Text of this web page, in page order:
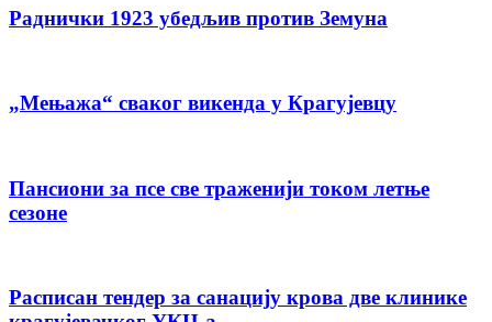
Раднички 1923 убедљив против Земуна
„Мењажа“ сваког викенда у Крагујевцу
Пансиони за псе све траженији током летње
сезоне
Расписан тендер за санацију крова две клинике